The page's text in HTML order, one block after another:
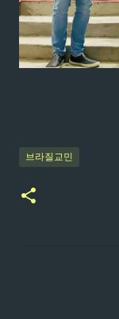
브라질교민